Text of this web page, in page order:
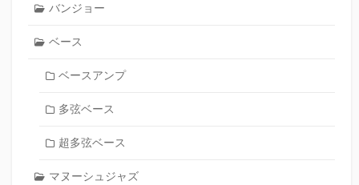
バンジョー
ベース
ベースアンプ
多弦ベース
超多弦ベース
マヌーシュジャズ